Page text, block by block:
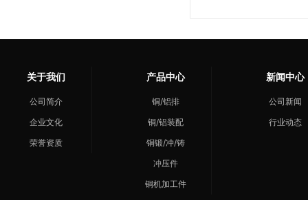
关于我们
公司简介
企业文化
荣誉资质
产品中心
铜/铝排
铜/铝装配
铜锻/冲/铸
冲压件
铜机加工件
新闻中心
公司新闻
行业动态